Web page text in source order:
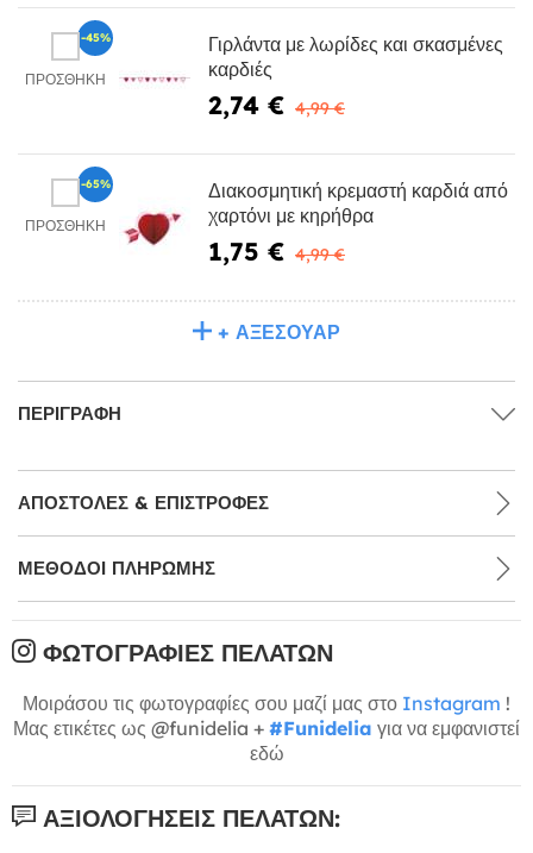
ΠΡΟΣΘΉΚΗ
Γιρλάντα με λωρίδες και σκασμένες
καρδιές
2,74 € 4,99 €
-45%
ΠΡΟΣΘΉΚΗ
Διακοσμητική κρεμαστή καρδιά από
χαρτόνι με κηρήθρα
1,75 € 4,99 €
-65%
+ ΑΞΕΣΟΥΆΡ
ΠΕΡΙΓΡΑΦΉ
ΑΠΟΣΤΟΛΈΣ & ΕΠΙΣΤΡΟΦΈΣ
ΜΕΘΌΔΟΙ ΠΛΗΡΩΜΉΣ
ΦΩΤΟΓΡΑΦΊΕΣ ΠΕΛΑΤΏΝ
Μοιράσου τις φωτογραφίες σου μαζί μας στο Instagram !
Μας ετικέτες ως @funidelia + #Funidelia για να εμφανιστεί
εδώ
ΑΞΙΟΛΟΓΉΣΕΙΣ ΠΕΛΑΤΏΝ: